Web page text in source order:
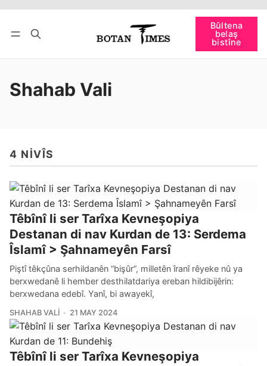
Bûltena
belaş
bistîne
bişopîne
Shahab Vali
4 NIVÎS
Têbînî li ser Tarîxa Kevneşopiya
Destanan di nav Kurdan de 13: Serdema
Îslamî > Şahnameyên Farsî
Piştî têkçûna serhildanên “bişûr”, milletên îranî rêyeke nû ya
berxwedanê li hember desthilatdariya ereban hildibijêrin:
berxwedana edebî. Yanî, bi awayekî,
SHAHAB VALI 21 MAY 2024
Têbînî li ser Tarîxa Kevneşopiya